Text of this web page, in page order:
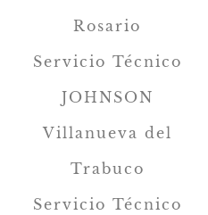
Rosario
Servicio Técnico
JOHNSON
Villanueva del
Trabuco
Servicio Técnico